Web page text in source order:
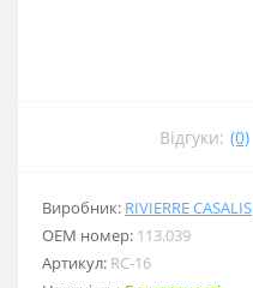
Відгуки: (0)
Виробник: RIVIERRE CASALIS
ОЕМ номер: 113.039
Артикул: RC-16